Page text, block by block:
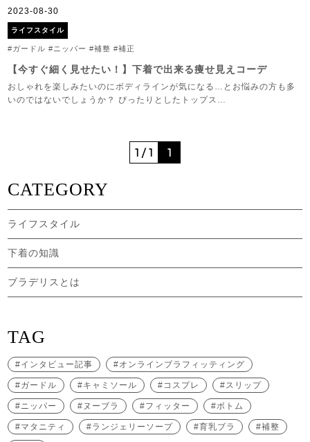
2023-08-30
ライフスタイル
#ガードル #ニッパー #補整 #補正
【今すぐ細く見せたい！】下着で出来る痩せ見えコーデ
おしゃれを楽しみたいのにボディラインが気になる…とお悩みの方も多
いのではないでしょうか？ ぴったりとしたトップス…
1 / 1 1
CATEGORY
ライフスタイル
下着の知識
ブラデリスとは
TAG
インタビュー記事 オンラインブラフィッティング
ガードル キャミソール コスプレ スリップ
ニッパー ヌーブラ フィッター ボトム
マタニティ ランジェリーソープ 育乳ブラ 補整